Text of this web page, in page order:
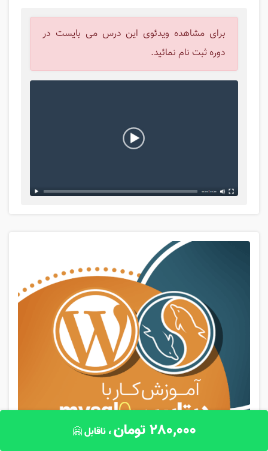
برای مشاهده ویدئوی این درس می بایست در
دوره ثبت نام نمائید.
280,000تومان، ناقابل 🤗